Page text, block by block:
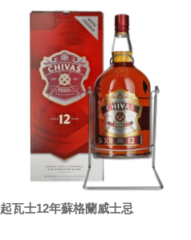
起瓦士12年蘇格蘭威士忌